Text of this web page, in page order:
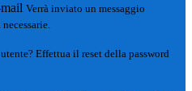
Verrà inviato un messaggio
Effettua il reset della password